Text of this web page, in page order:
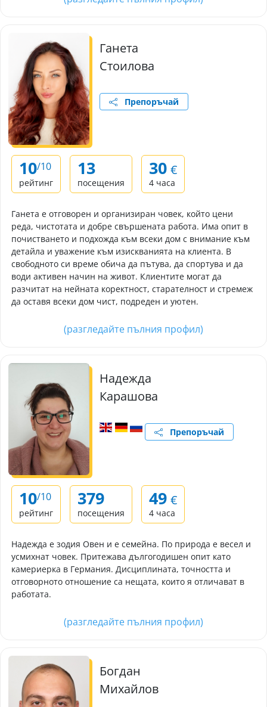
Ганета
Стоилова
Препоръчай
10/10
рейтинг
13
посещения
30 €
4 часа
Ганета е отговорен и организиран човек, който цени
реда, чистотата и добре свършената работа. Има опит в
почистването и подхожда към всеки дом с внимание към
детайла и уважение към изискванията на клиента. В
свободното си време обича да пътува, да спортува и да
води активен начин на живот. Клиентите могат да
разчитат на нейната коректност, старателност и стремеж
да оставя всеки дом чист, подреден и уютен.
(разгледайте пълния профил)
Надежда
Карашова
Препоръчай
10/10
рейтинг
379
посещения
49 €
4 часа
Надежда е зодия Овен и е семейна. По природа е весел и
усмихнат човек. Притежава дългогодишен опит като
камериерка в Германия. Дисциплината, точността и
отговорното отношение са нещата, които я отличават в
работата.
(разгледайте пълния профил)
Богдан
Михайлов